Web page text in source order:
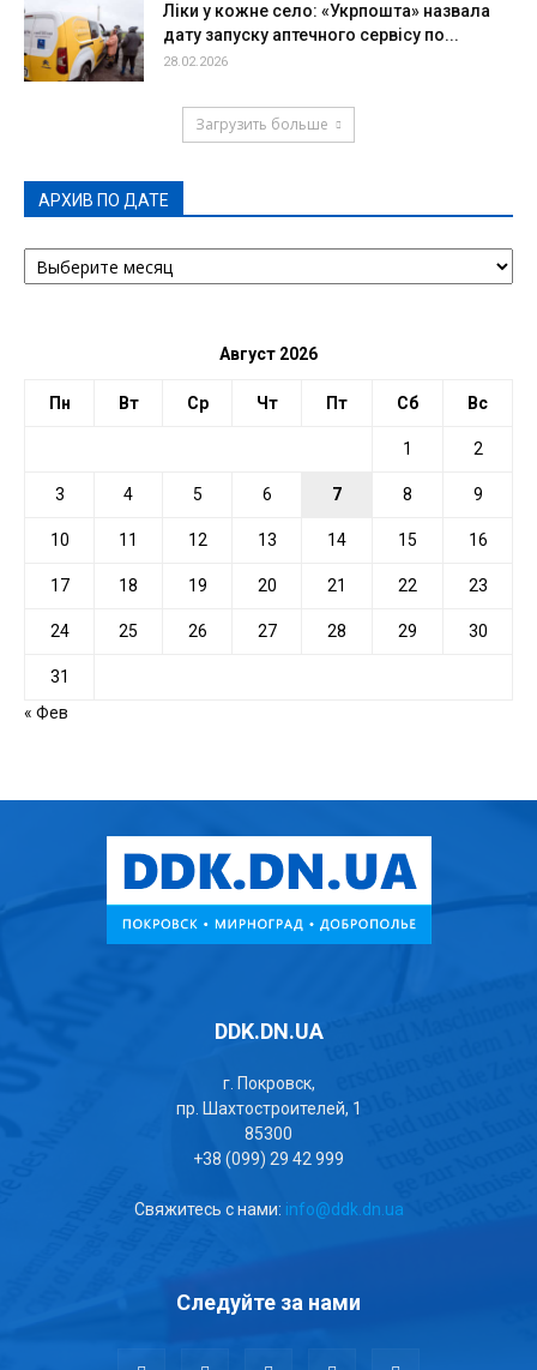
Ліки у кожне село: «Укрпошта» назвала
дату запуску аптечного сервісу по...
28.02.2026
Загрузить больше
АРХИВ ПО ДАТЕ
АРХИВ
ПО
Август 2026
Пн Вт Ср Чт Пт Сб Вс
1 2
3 4 5 6 7 8 9
10 11 12 13 14 15 16
17 18 19 20 21 22 23
24 25 26 27 28 29 30
31
« Фев
DDK.DN.UA
г. Покровск,
пр. Шахтостроителей, 1
85300
+38 (099) 29 42 999
Свяжитесь с нами: info@ddk.dn.ua
Следуйте за нами